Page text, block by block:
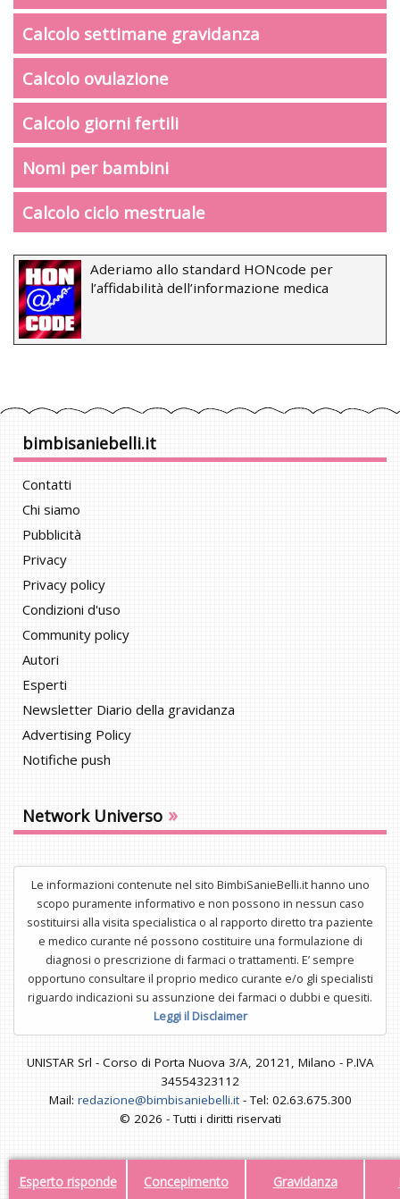
Esperto risponde Concepimento Gravidanza
Calcolo settimane gravidanza
Calcolo ovulazione
Calcolo giorni fertili
Nomi per bambini
Calcolo ciclo mestruale
Aderiamo allo standard HONcode per
l’affidabilità dell’informazione medica
bimbisaniebelli.it
Contatti
Chi siamo
Pubblicità
Privacy
Privacy policy
Condizioni d'uso
Community policy
Autori
Esperti
Newsletter Diario della gravidanza
Advertising Policy
Notifiche push
Network Universo »
Le informazioni contenute nel sito BimbiSanieBelli.it hanno uno
scopo puramente informativo e non possono in nessun caso
sostituirsi alla visita specialistica o al rapporto diretto tra paziente
e medico curante né possono costituire una formulazione di
diagnosi o prescrizione di farmaci o trattamenti. E’ sempre
opportuno consultare il proprio medico curante e/o gli specialisti
riguardo indicazioni su assunzione dei farmaci o dubbi e quesiti.
Leggi il Disclaimer
UNISTAR Srl - Corso di Porta Nuova 3/A, 20121, Milano - P.IVA
34554323112
Mail: redazione@bimbisaniebelli.it- Tel: 02.63.675.300
© 2026 - Tutti i diritti riservati